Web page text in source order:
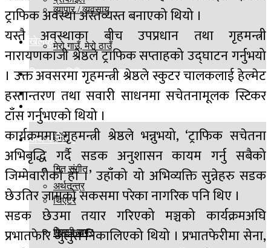
व्यापार / व्यवसाय
खेलकुद
विज्ञान प्रविधि
मनोरञ्जन
ईभेंट
गित संगीत
थिएटर
फिल्मी खबर
मेरो गाउँ, मेरो ठाउँ
बिश्व
अर्थ वाणिज्य
अर्थतन्त्र
शेएर बजार
ट्राफिक अवस्था अस्तव्यस्त बनाएको थियो ।
यस्तै अवस्थाका बीच उपप्रधान तथा गृहमन्त्री
नारायणकाजी श्रेष्ठले ट्राफिक सप्ताहको उद्घाटन गर्नुभयो
। उक्त अवसरमा गृहमन्त्री श्रेष्ठले स्कुटर चालकलाई हेल्मेट
हस्तान्तरण तथा सवारी साधनमा सचेतनामूलक स्टिकर
टाँस गर्नुभएको थियो ।
कार्यक्रममा गृहमन्त्री श्रेष्ठले भन्नुभयो, ‘ट्राफिक सचेतना
अभिबृद्धि गर्दै सडक अनुशासन कायम गर्नु सबैको
जिम्मेवारीको हो ।’ उहाँको यो अभिव्यक्ति सुन्नेहरु सडक
छेउतिर जामको सकसमा परेका नागरिक पनि थिए ।
सडक छेउमा तयार गरिएको मञ्चको कार्यक्रमअघि
प्रभातफेरि जुलुस निकालिएको थियो । प्रभातफेरीमा सेना,